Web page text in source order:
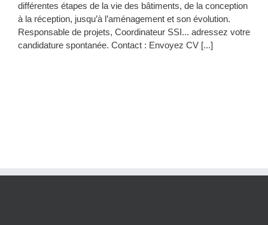
différentes étapes de la vie des bâtiments, de la conception
à la réception, jusqu’à l’aménagement et son évolution.
Responsable de projets, Coordinateur SSI... adressez votre
candidature spontanée. Contact : Envoyez CV [...]